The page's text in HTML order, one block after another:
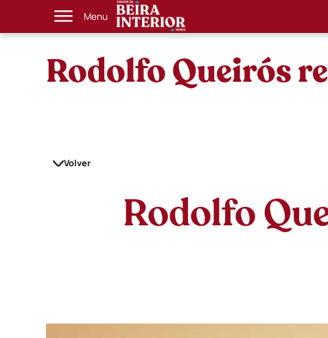
Menu
Rodolfo Queirós
Volver
Rodolfo